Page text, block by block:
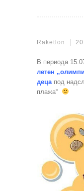
Raketlon
В периода
летен
децапод
плажа“